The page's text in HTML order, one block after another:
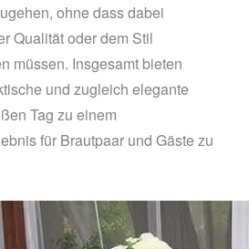
ohne dass dabei
Qualität oder dem Stil
müssen. Insgesamt bieten
und zugleich elegante
Tag zu einem
für Brautpaar und Gäste zu